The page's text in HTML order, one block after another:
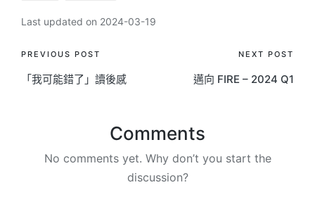
Last updated on 2024-03-19
Post
navigation
PREVIOUS POST
「我可能錯了」讀後感
NEXT POST
邁向 FIRE – 2024 Q1
Comments
No comments yet. Why don’t you start the
discussion?